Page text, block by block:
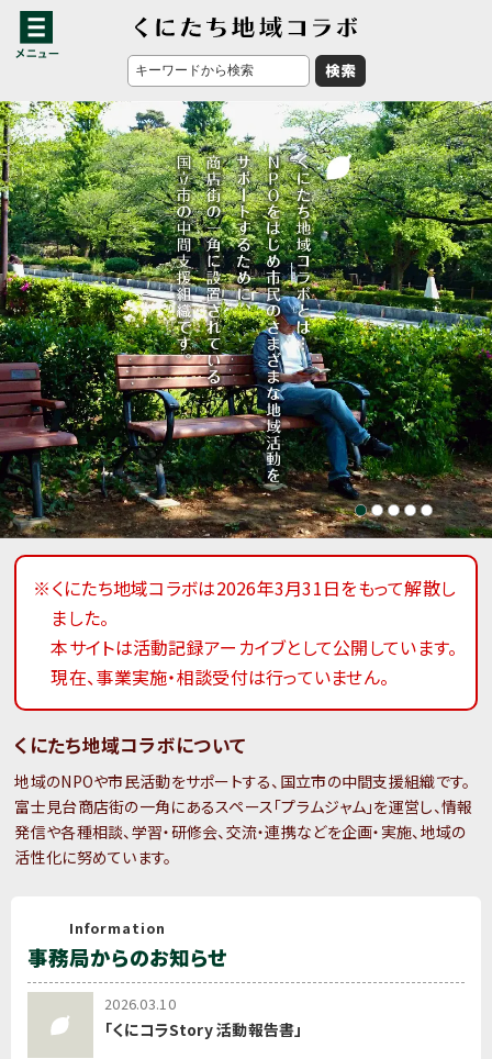
※くにたち地域コラボは2026年3月31日をもって解散し
ました。
本サイトは活動記録アーカイブとして公開しています。
現在、事業実施・相談受付は行っていません。
くにたち地域コラボについて
地域のNPOや市民活動をサポートする、国立市の中間支援組織です。
富士見台商店街の一角にあるスペース「プラムジャム」を運営し、情報
発信や各種相談、学習・研修会、交流・連携などを企画・実施、地域の
活性化に努めています。
Information
事務局からのお知らせ
2026.03.10
「くにコラStory 活動報告書」